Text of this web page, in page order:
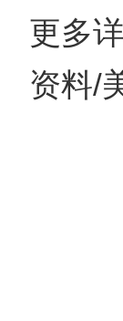
更多
资料/